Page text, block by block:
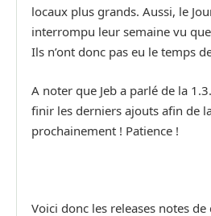
locaux plus grands. Aussi, le
interrompu leur semaine vu
Ils n’ont donc pas eu le temps
A noter que Jeb a parlé de la
finir les derniers ajouts afin de
prochainement ! Patience !
Voici donc les releases notes de